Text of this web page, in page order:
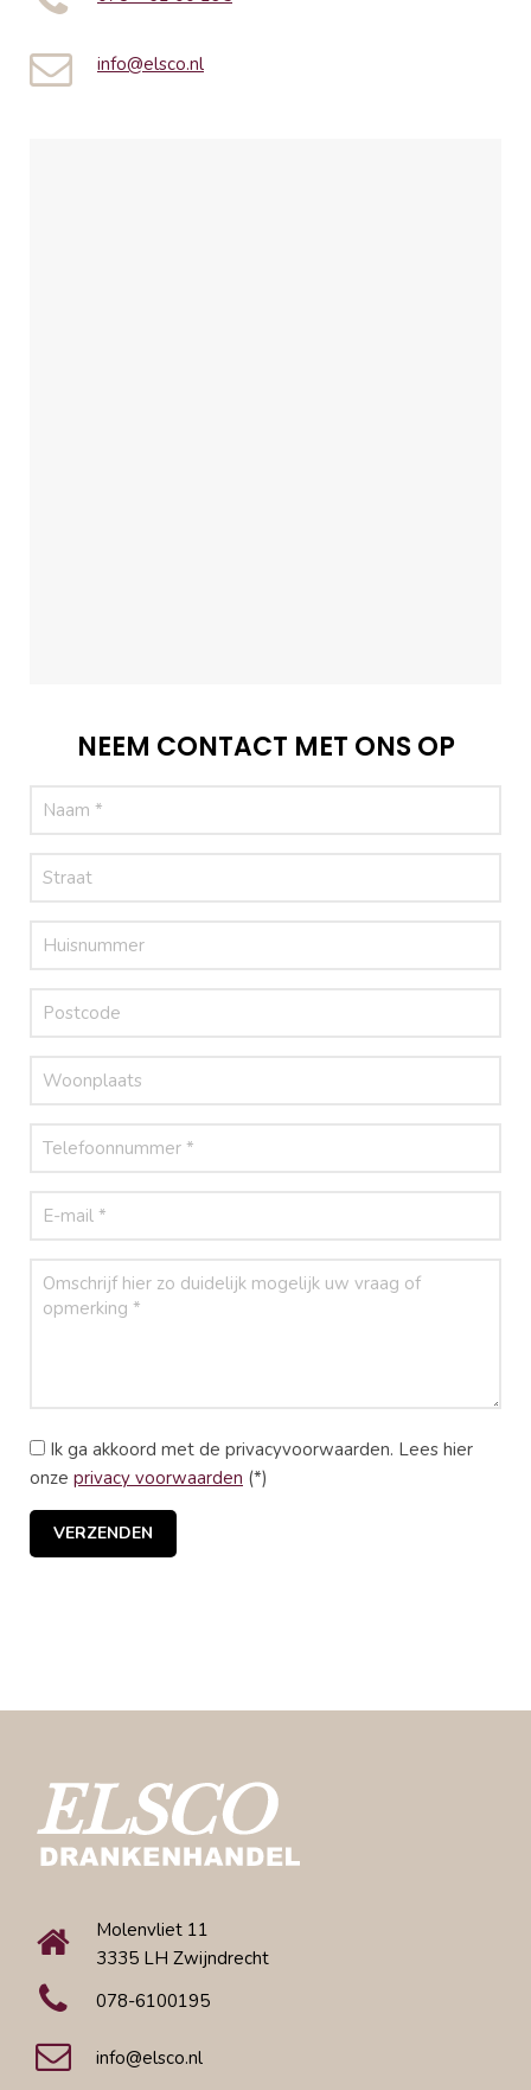
info@elsco.nl
NEEM CONTACT MET ONS OP
Ik ga akkoord met de privacyvoorwaarden. Lees hier
onze privacy voorwaarden (*)
Molenvliet 11
3335 LH Zwijndrecht
078-6100195
info@elsco.nl